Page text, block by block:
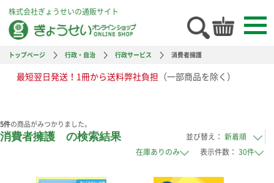
株式会社ぎょうせいの通販サイト
トップページ 行政・自治 行政サービス 消費者擁護
最短翌日発送！1冊から送料弊社負担 （一部商品を除く）
5件の商品がみつかりました。
消費者擁護 の検索結果
並び替え：
表示件数：